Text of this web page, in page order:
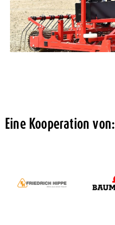
Eine Kooperation von: